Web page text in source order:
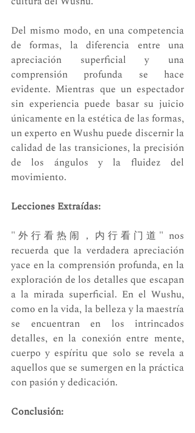
Del mismo modo, en una competencia
de formas, la diferencia entre una
apreciación superficial y una
comprensión profunda se hace
evidente. Mientras que un espectador
sin experiencia puede basar su juicio
únicamente en la estética de las formas,
un experto en Wushu puede discernir la
calidad de las transiciones, la precisión
de los ángulos y la fluidez del
movimiento.
Lecciones Extraídas:
"外行看热闹，内行看门道" nos
recuerda que la verdadera apreciación
yace en la comprensión profunda, en la
exploración de los detalles que escapan
a la mirada superficial. En el Wushu,
como en la vida, la belleza y la maestría
se encuentran en los intrincados
detalles, en la conexión entre mente,
cuerpo y espíritu que solo se revela a
aquellos que se sumergen en la práctica
con pasión y dedicación.
Conclusión: